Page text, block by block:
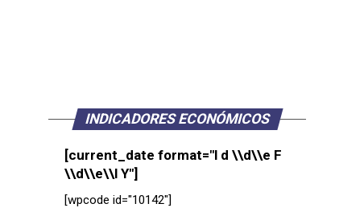
INDICADORES ECONÓMICOS
[current_date format="l d \\d\\e F
\\d\\e\\l Y"]
[wpcode id="10142"]